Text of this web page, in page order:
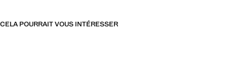
CELA POURRAIT VOUS INTÉRESSER